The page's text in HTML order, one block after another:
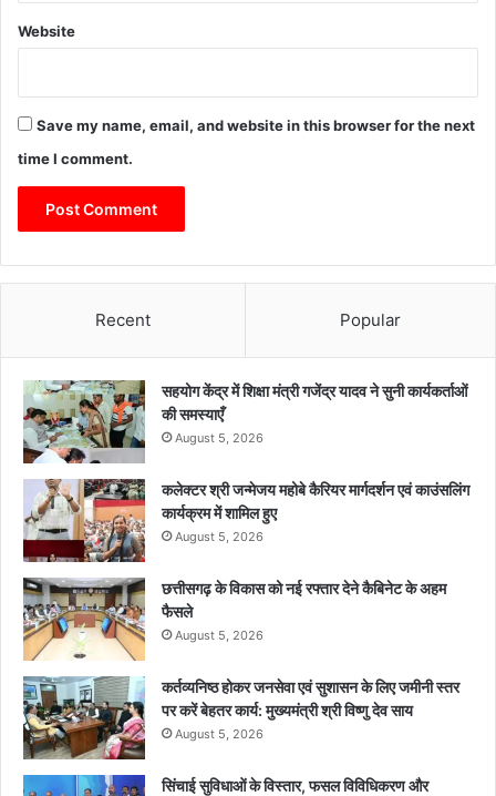
Website
Save my name, email, and website in this browser for the next
time I comment.
Recent Popular
सहयोग केंद्र में शिक्षा मंत्री गजेंद्र यादव ने सुनी कार्यकर्ताओं
की समस्याएँ
August 5, 2026
कलेक्टर श्री जन्मेजय महोबे कैरियर मार्गदर्शन एवं काउंसलिंग
कार्यक्रम में शामिल हुए
August 5, 2026
छत्तीसगढ़ के विकास को नई रफ्तार देने कैबिनेट के अहम
फैसले
August 5, 2026
कर्तव्यनिष्ठ होकर जनसेवा एवं सुशासन के लिए जमीनी स्तर
पर करें बेहतर कार्य: मुख्यमंत्री श्री विष्णु देव साय
August 5, 2026
सिंचाई सुविधाओं के विस्तार, फसल विविधिकरण और